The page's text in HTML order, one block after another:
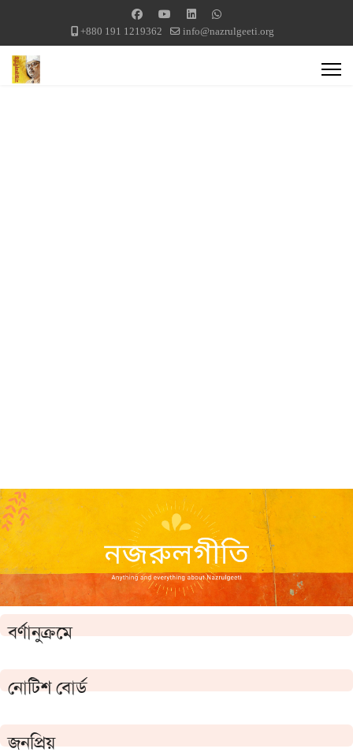
+880 191 1219362 info@nazrulgeeti.org
বর্ণানুক্রমে
নোটিশ বোর্ড
জনপ্রিয়